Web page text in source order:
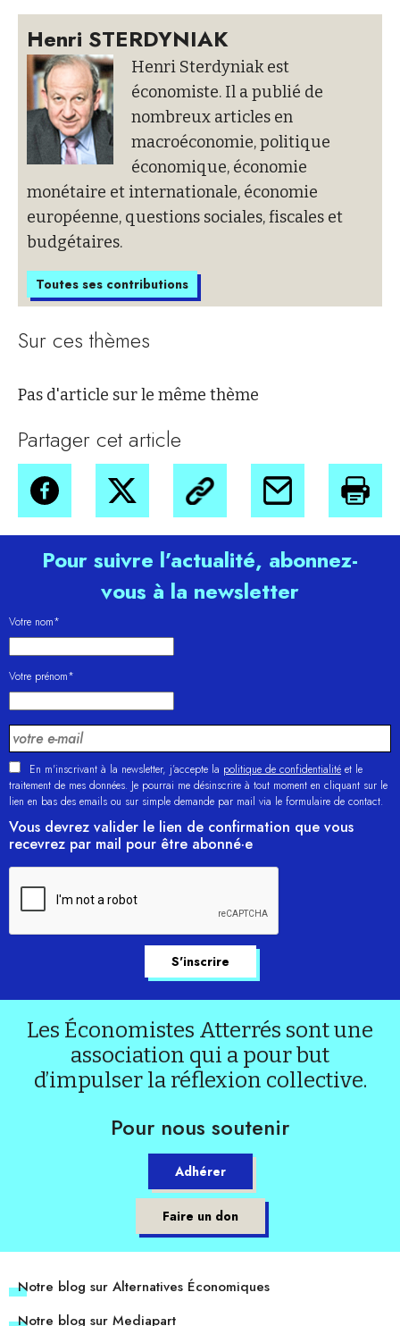
Henri STERDYNIAK
Henri Sterdyniak est
économiste. Il a publié de
nombreux articles en
macroéconomie, politique
économique, économie
monétaire et internationale, économie
européenne, questions sociales, fiscales et
budgétaires.
Toutes ses contributions
Sur ces thèmes
Pas d'article sur le même thème
Partager cet article
Pour suivre l’actualité, abonnez-
vous à la newsletter
Votre nom*
Votre prénom*
En m'inscrivant à la newsletter, j’accepte la politique de confidentialité et le
traitement de mes données. Je pourrai me désinscrire à tout moment en cliquant sur le
lien en bas des emails ou sur simple demande par mail via le formulaire de contact.
Vous devrez valider le lien de confirmation que vous
recevrez par mail pour être abonné·e
Les Économistes Atterrés sont une
association qui a pour but
d’impulser la réflexion collective.
Pour nous soutenir
Adhérer
Faire un don
Notre blog sur Alternatives Économiques
Notre blog sur Mediapart